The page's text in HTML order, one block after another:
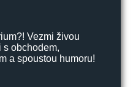
Vezmi živou
obchodem,
a spoustou humoru!